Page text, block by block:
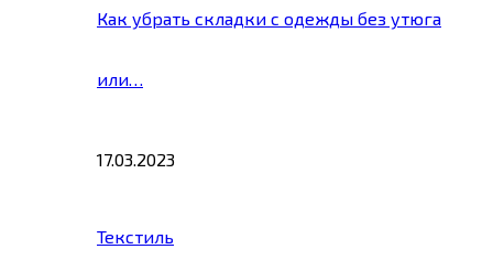
Как убрать складки с одежды без утюга
или…
17.03.2023
Текстиль